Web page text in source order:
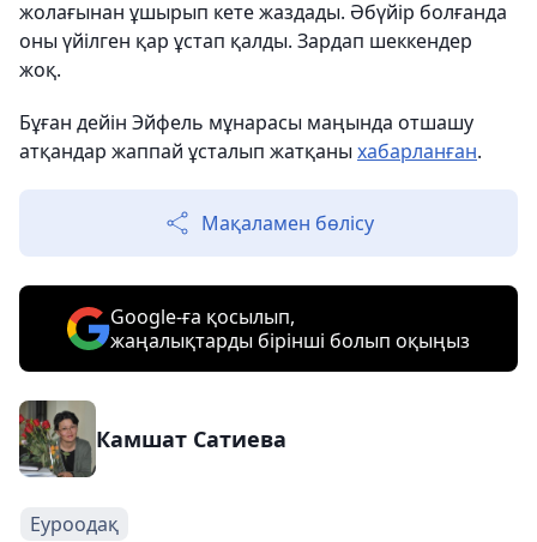
жолағынан ұшырып кете жаздады. Әбүйір болғанда
оны үйілген қар ұстап қалды. Зардап шеккендер
жоқ.
Бұған дейін Эйфель мұнарасы маңында отшашу
атқандар жаппай ұсталып жатқаны хабарланған.
Мақаламен бөлісу
Google-ға қосылып,
жаңалықтарды бірінші болып оқыңыз
Камшат Сатиева
Еуроодақ